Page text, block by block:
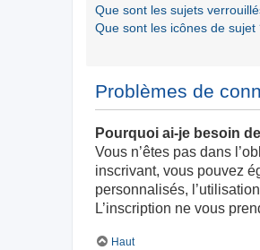
Que sont les sujets
Que sont les icônes de sujet
Problèmes de
Pourquoi ai-je besoin
Vous n’êtes pas dans
inscrivant, vous pouvez
personnalisés,
L’inscription ne vous
Haut